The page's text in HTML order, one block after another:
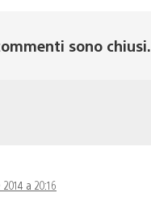
sono chiusi.
a 20:16